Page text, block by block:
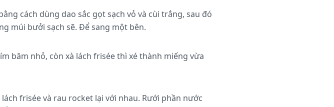
cách dùng dao sắc gọt sạch vỏ và cùi trắng, sau đó
múi bưởi sạch sẽ. Để sang một bên.
băm nhỏ, còn xà lách frisée thì xé thành miếng vừa
frisée và rau rocket lại với nhau. Rưới phần nước